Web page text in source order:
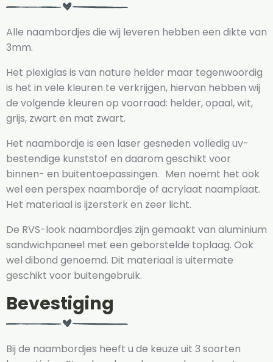
Alle naambordjes die wij leveren hebben een dikte van
3mm.
Het plexiglas is van nature helder maar tegenwoordig
is het in vele kleuren te verkrijgen, hiervan hebben wij
de volgende kleuren op voorraad: helder, opaal, wit,
grijs, zwart en mat zwart.
Het naambordje is een laser gesneden volledig uv-
bestendige kunststof en daarom geschikt voor
binnen- en buitentoepassingen. Men noemt het ook
wel een perspex naambordje of acrylaat naamplaat.
Het materiaal is ijzersterk en zeer licht.
De RVS-look naambordjes zijn gemaakt van aluminium
sandwichpaneel met een geborstelde toplaag. Ook
wel dibond genoemd. Dit materiaal is uitermate
geschikt voor buitengebruik.
Bevestiging
Bij de naambordjes heeft u de keuze uit 3 soorten